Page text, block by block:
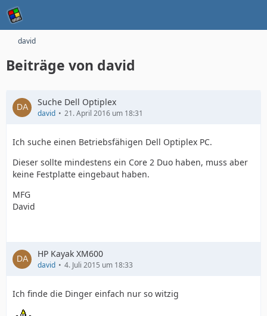
david
Beiträge von david
Suche Dell Optiplex
david 21. April 2016 um 18:31
Ich suche einen Betriebsfähigen Dell Optiplex PC.
Dieser sollte mindestens ein Core 2 Duo haben, muss aber
keine Festplatte eingebaut haben.
MFG
David
HP Kayak XM600
david 4. Juli 2015 um 18:33
Ich finde die Dinger einfach nur so witzig